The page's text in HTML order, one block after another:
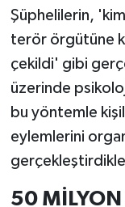
Şüphelilerin,
terör örgütüne
çekildi' gibi
üzerinde
bu yöntemle
eylemlerini
50